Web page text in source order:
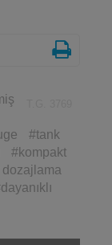
#tank
#kompakt